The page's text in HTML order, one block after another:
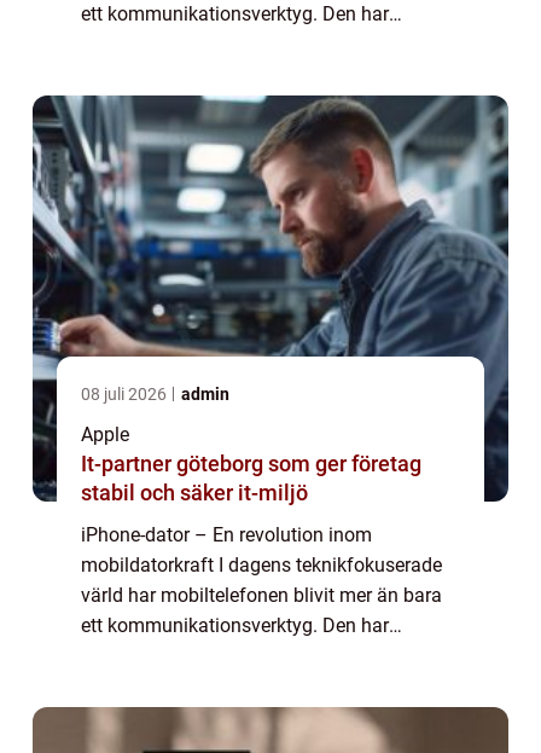
ett kommunikationsverktyg. Den har
08 juli 2026 admin
Apple
It-partner göteborg som ger företag
stabil och säker it-miljö
iPhone-dator – En revolution inom
mobildatorkraft I dagens teknikfokuserade
värld har mobiltelefonen blivit mer än bara
ett kommunikationsverktyg. Den har